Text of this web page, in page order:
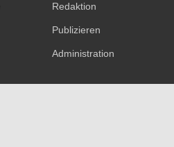
Redaktion
Publizieren
Administration